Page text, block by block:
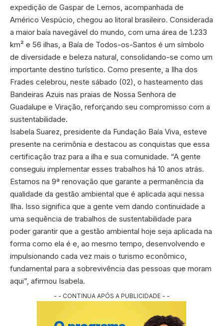
expedição de Gaspar de Lemos, acompanhada de
Américo Vespúcio, chegou ao litoral brasileiro. Considerada
a maior baía navegável do mundo, com uma área de 1.233
km² e 56 ilhas, a Baía de Todos-os-Santos é um símbolo
de diversidade e beleza natural, consolidando-se como um
importante destino turístico. Como presente, a Ilha dos
Frades celebrou, neste sábado (02), o hasteamento das
Bandeiras Azuis nas praias de Nossa Senhora de
Guadalupe e Viração, reforçando seu compromisso com a
sustentabilidade.
Isabela Suarez, presidente da Fundação Baía Viva, esteve
presente na cerimônia e destacou as conquistas que essa
certificação traz para a ilha e sua comunidade. “A gente
conseguiu implementar esses trabalhos há 10 anos atrás.
Estamos na 9ª renovação que garante a permanência da
qualidade da gestão ambiental que é aplicada aqui nessa
Ilha. Isso significa que a gente vem dando continuidade a
uma sequência de trabalhos de sustentabilidade para
poder garantir que a gestão ambiental hoje seja aplicada na
forma como ela é e, ao mesmo tempo, desenvolvendo e
impulsionando cada vez mais o turismo econômico,
fundamental para a sobrevivência das pessoas que moram
aqui”, afirmou Isabela.
- - CONTINUA APÓS A PUBLICIDADE - -